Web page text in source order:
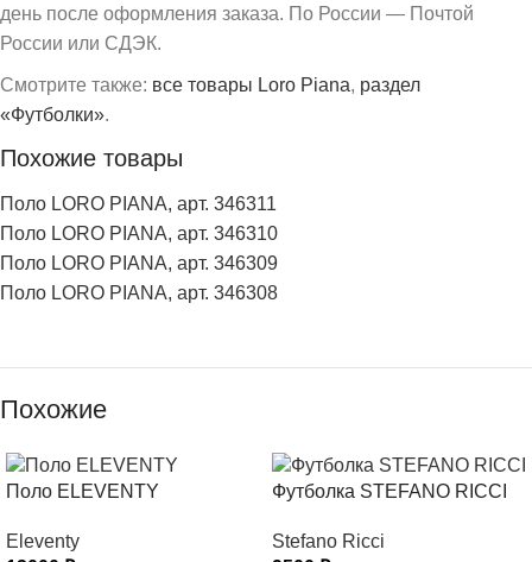
день после оформления заказа. По России — Почтой
России или СДЭК.
Смотрите также: все товары Loro Piana, раздел
«Футболки».
Похожие товары
Поло LORO PIANA, арт. 346311
Поло LORO PIANA, арт. 346310
Поло LORO PIANA, арт. 346309
Поло LORO PIANA, арт. 346308
Похожие
Поло ELEVENTY
Eleventy
Футболка STEFANO RICCI
Stefano Ricci